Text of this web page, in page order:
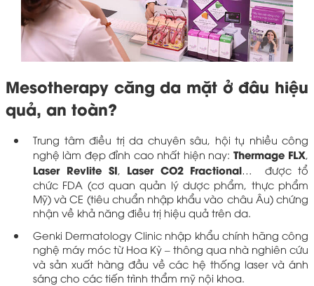
Mesotherapy căng da mặt ở đâu hiệu
quả, an toàn?
Trung tâm điều trị da chuyên sâu, hội tụ nhiều công
nghệ làm đẹp đỉnh cao nhất hiện nay: Thermage FLX,
Laser Revlite SI, Laser CO2 Fractional… được tổ
chức FDA (cơ quan quản lý dược phẩm, thực phẩm
Mỹ) và CE (tiêu chuẩn nhập khẩu vào châu Âu) chứng
nhận về khả năng điều trị hiệu quả trên da.
Genki Dermatology Clinic nhập khẩu chính hãng công
nghệ máy móc từ Hoa Kỳ – thông qua nhà nghiên cứu
và sản xuất hàng đầu về các hệ thống laser và ánh
sáng cho các tiến trình thẩm mỹ nội khoa.